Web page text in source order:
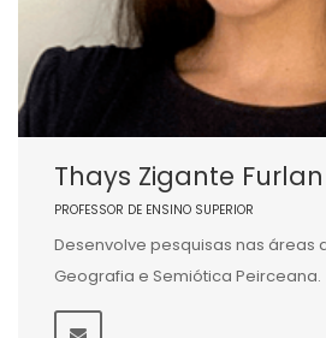
Thays Zigante
PROFESSOR DE ENSINO SUPERIOR
Desenvolve pesquisas nas áreas
Geografia e Semiótica Peirceana.